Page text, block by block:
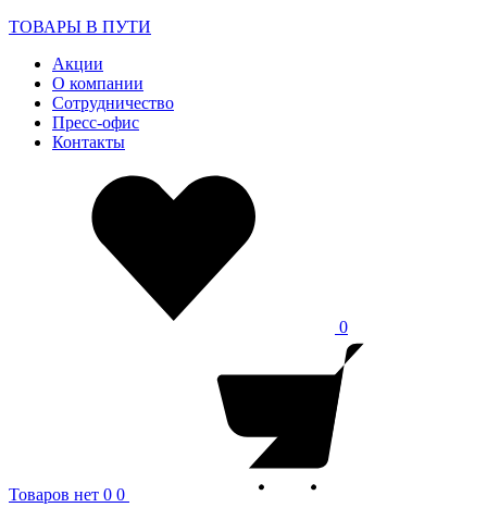
ТОВАРЫ В ПУТИ
Акции
О компании
Сотрудничество
Пресс-офис
Контакты
0
Товаров нет 0 0